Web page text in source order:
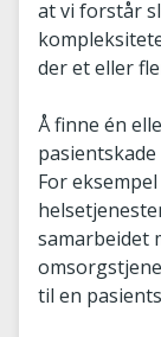
at vi forstår
der et eller
Å finne én
For
samarbeidet
til en